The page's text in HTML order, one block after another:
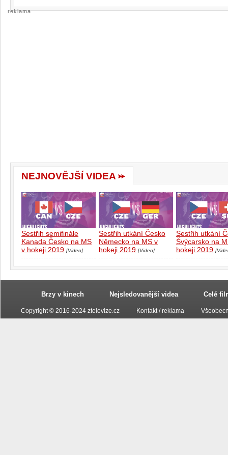
reklama
NEJNOVĚJŠÍ VIDEA
Sestřih semifinále
Kanada Česko na MS
v hokeji 2019 [Video]
Sestřih utkání Česko
Německo na MS v
hokeji 2019 [Video]
Sestřih utkání
Švýcarsko na
hokeji 2019
Brzy v kinech Nejsledovanější videa Celé
Copyright © 2016-2024 ztelevize.cz Kontakt / reklama